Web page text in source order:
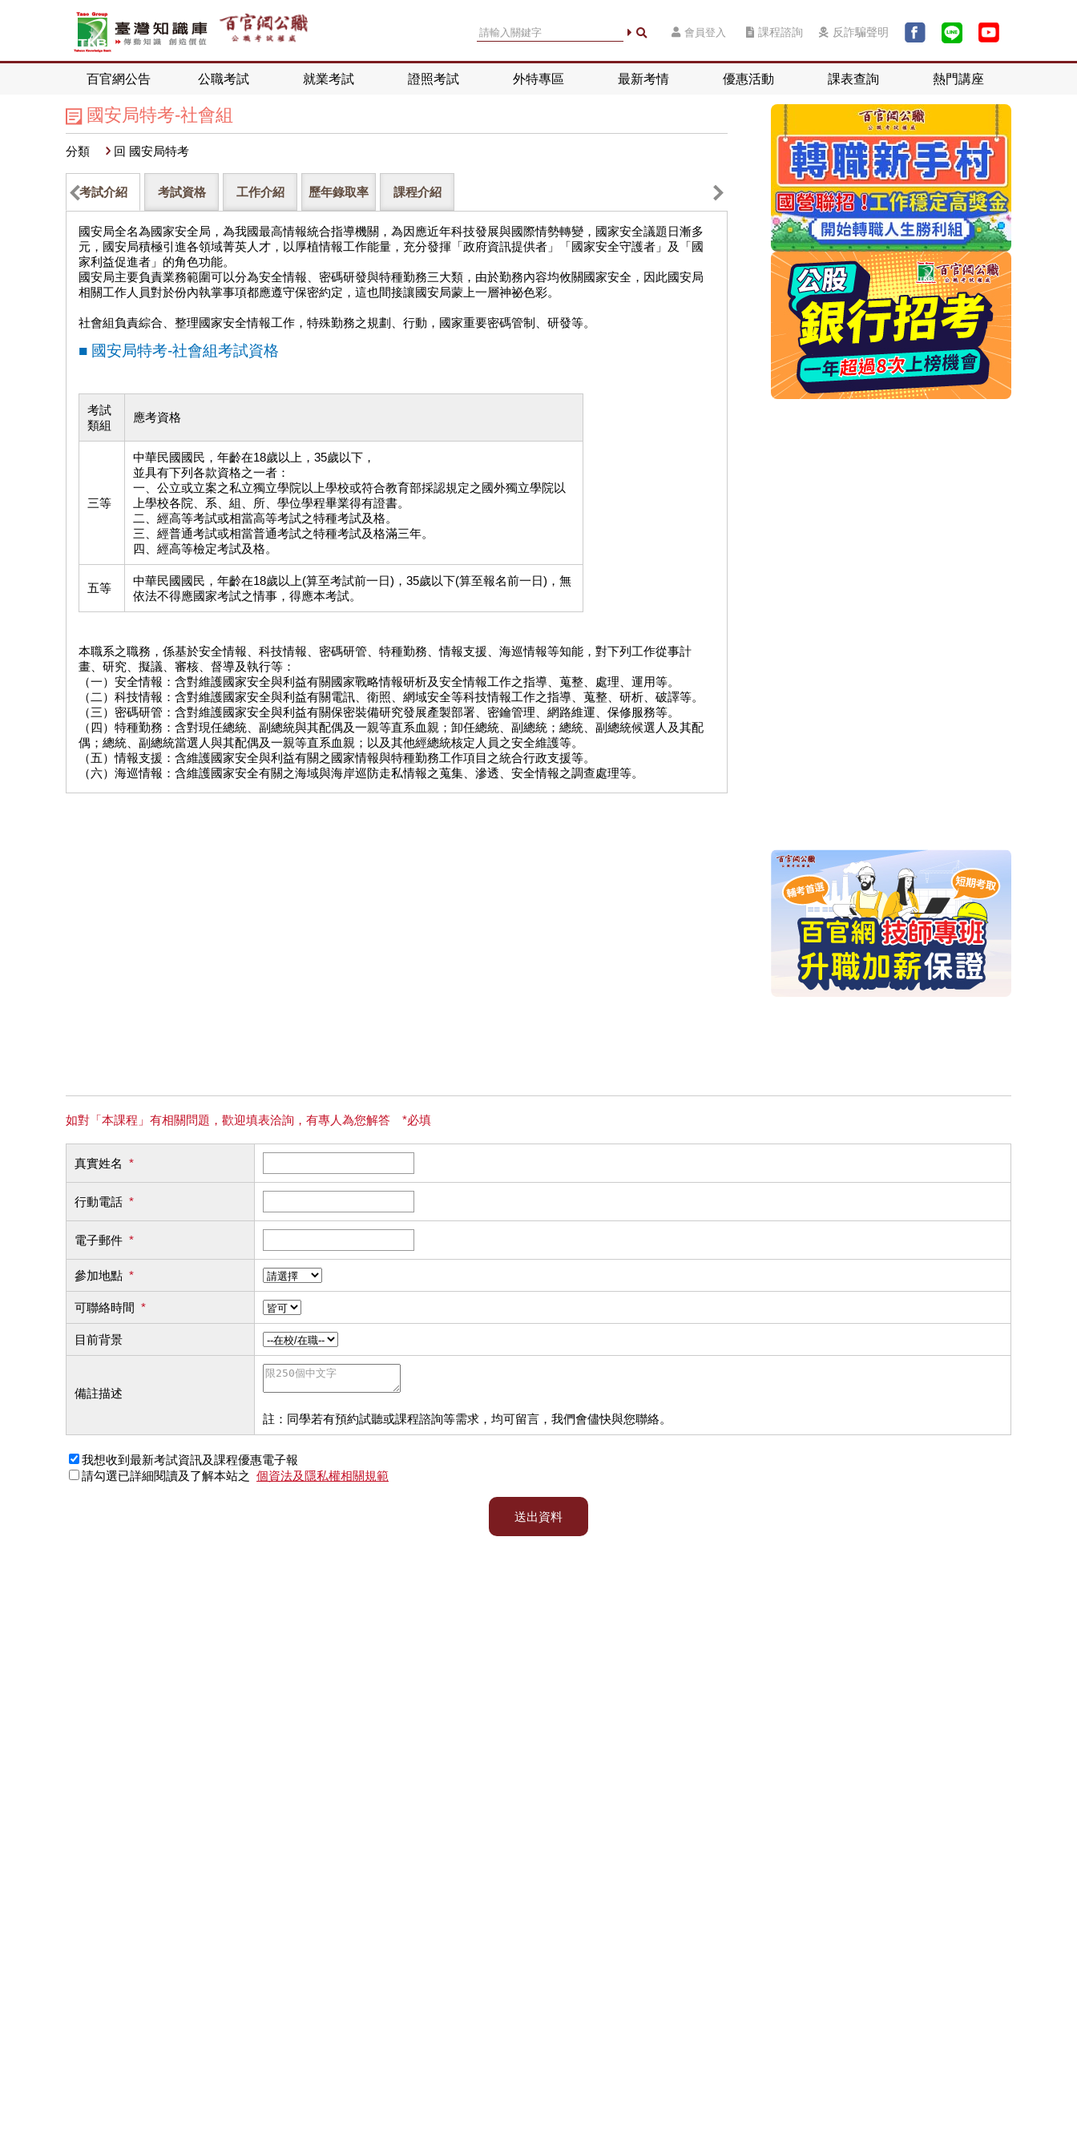
會員登入 課程諮詢 反詐騙聲明
百官網公告 公職考試 就業考試 證照考試 外特專區 最新考情 優惠活動 課表查詢 熱門講座
國安局特考-社會組
分類 回 國安局特考
考試介紹 考試資格 工作介紹 歷年錄取率 課程介紹
國安局全名為國家安全局，為我國最高情報統合指導機關，為因應近年科技發展與國際情勢轉變，國家安全議題日漸多
元，國安局積極引進各領域菁英人才，以厚植情報工作能量，充分發揮「政府資訊提供者」「國家安全守護者」及「國
家利益促進者」的角色功能。
國安局主要負責業務範圍可以分為安全情報、密碼研發與特種勤務三大類，由於勤務內容均攸關國家安全，因此國安局
相關工作人員對於份內執掌事項都應遵守保密約定，這也間接讓國安局蒙上一層神祕色彩。
社會組負責綜合、整理國家安全情報工作，特殊勤務之規劃、行動，國家重要密碼管制、研發等。
■ 國安局特考-社會組考試資格
考試
類組
應考資格
三等
中華民國國民，年齡在18歲以上，35歲以下，
並具有下列各款資格之一者：
一、公立或立案之私立獨立學院以上學校或符合教育部採認規定之國外獨立學院以
上學校各院、系、組、所、學位學程畢業得有證書。
二、經高等考試或相當高等考試之特種考試及格。
三、經普通考試或相當普通考試之特種考試及格滿三年。
四、經高等檢定考試及格。
五等
中華民國國民，年齡在18歲以上(算至考試前一日)，35歲以下(算至報名前一日)，無
依法不得應國家考試之情事，得應本考試。
本職系之職務，係基於安全情報、科技情報、密碼研管、特種勤務、情報支援、海巡情報等知能，對下列工作從事計
畫、研究、擬議、審核、督導及執行等：
（一）安全情報：含對維護國家安全與利益有關國家戰略情報研析及安全情報工作之指導、蒐整、處理、運用等。
（二）科技情報：含對維護國家安全與利益有關電訊、衛照、網域安全等科技情報工作之指導、蒐整、研析、破譯等。
（三）密碼研管：含對維護國家安全與利益有關保密裝備研究發展產製部署、密鑰管理、網路維運、保修服務等。
（四）特種勤務：含對現任總統、副總統與其配偶及一親等直系血親；卸任總統、副總統；總統、副總統候選人及其配
偶；總統、副總統當選人與其配偶及一親等直系血親；以及其他經總統核定人員之安全維護等。
（五）情報支援：含維護國家安全與利益有關之國家情報與特種勤務工作項目之統合行政支援等。
（六）海巡情報：含維護國家安全有關之海域與海岸巡防走私情報之蒐集、滲透、安全情報之調查處理等。
如對「本課程」有相關問題，歡迎填表洽詢，有專人為您解答 *必填
真實姓名 *
行動電話 *
電子郵件 *
參加地點 *
可聯絡時間 *
目前背景
備註描述
註：同學若有預約試聽或課程諮詢等需求，均可留言，我們會儘快與您聯絡。
我想收到最新考試資訊及課程優惠電子報
請勾選已詳細閱讀及了解本站之 個資法及隱私權相關規範
送出資料